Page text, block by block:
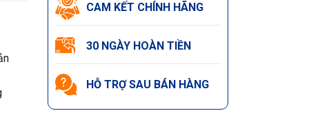
CAM KẾT CHÍNH HÃNG
30 NGÀY HOÀN TIỀN
HỖ TRỢ SAU BÁN HÀNG